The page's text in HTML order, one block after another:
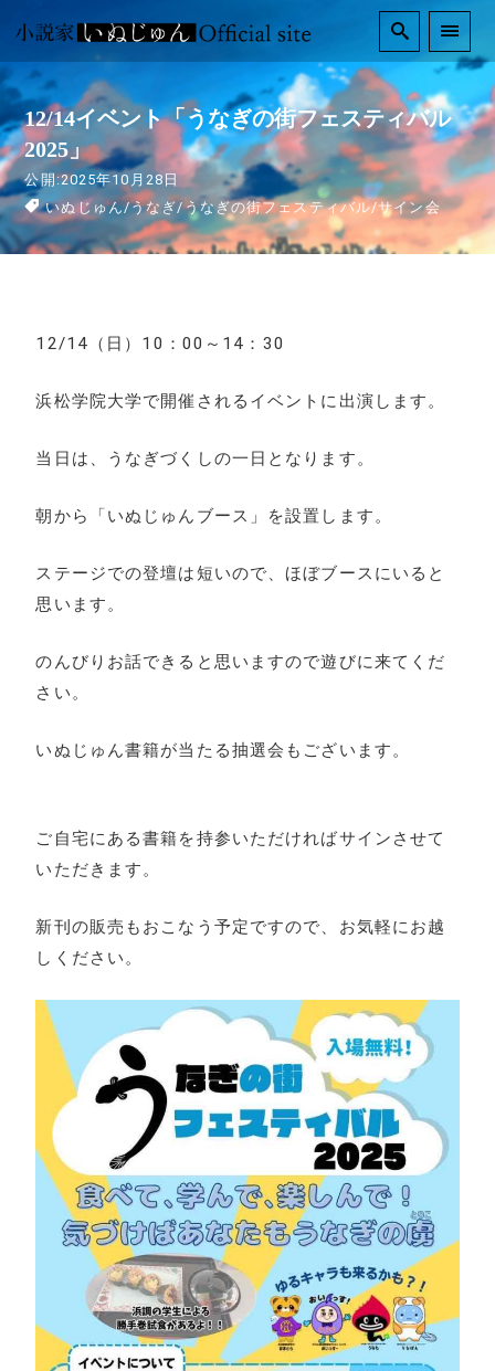
12/14イベント「うなぎの街フェスティバル
2025」
公開:2025年10月28日
いぬじゅん/うなぎ/うなぎの街フェスティバル/サイン会
12/14（日）10：00～14：30
浜松学院大学で開催されるイベントに出演します。
当日は、うなぎづくしの一日となります。
朝から「いぬじゅんブース」を設置します。
ステージでの登壇は短いので、ほぼブースにいると
思います。
のんびりお話できると思いますので遊びに来てくだ
さい。
いぬじゅん書籍が当たる抽選会もございます。
ご自宅にある書籍を持参いただければサインさせて
いただきます。
新刊の販売もおこなう予定ですので、お気軽にお越
しください。